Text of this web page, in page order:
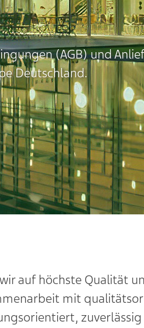
(AGB) und
Deutschland.
auf höchste Qualität
mit